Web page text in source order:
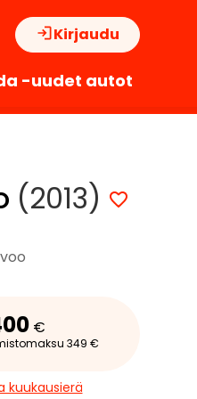
Kirjaudu
-uudet autot
(2013)
€
349 €
kuukausierä